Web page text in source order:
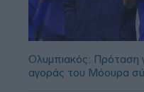
Ολυμπιακός: Πρόταση
αγοράς του Μόουρα